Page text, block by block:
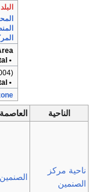
البلد
• Total
• Total
الناحية العاصمة
ناحية مركز
الصنمين
الصنمين